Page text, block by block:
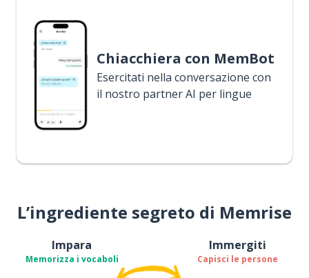
Chiacchiera con MemBot
Esercitati nella conversazione con
il nostro partner AI per lingue
L’ingrediente segreto di Memrise
Impara
Memorizza i vocaboli
Immergiti
Capisci le persone